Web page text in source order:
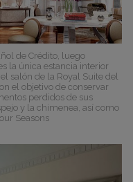
de Crédito, luego
la única estancia interior
salón de la Royal Suite del
el objetivo de conservar
perdidos de sus
y la chimenea, así como
Seasons